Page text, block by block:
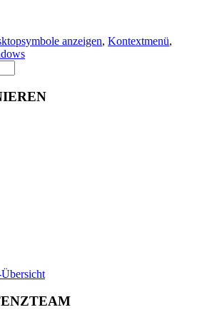
anzeigen, Kontextmenü,